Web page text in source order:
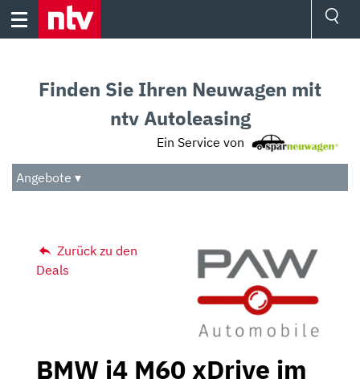
Skip
Audio
Das Beste
Finden Sie Ihren Neuwagen mit
ntv Autoleasing
Ein Service von
Angebote ▾
Zurück zu den
Deals
BMW i4 M60 xDrive im